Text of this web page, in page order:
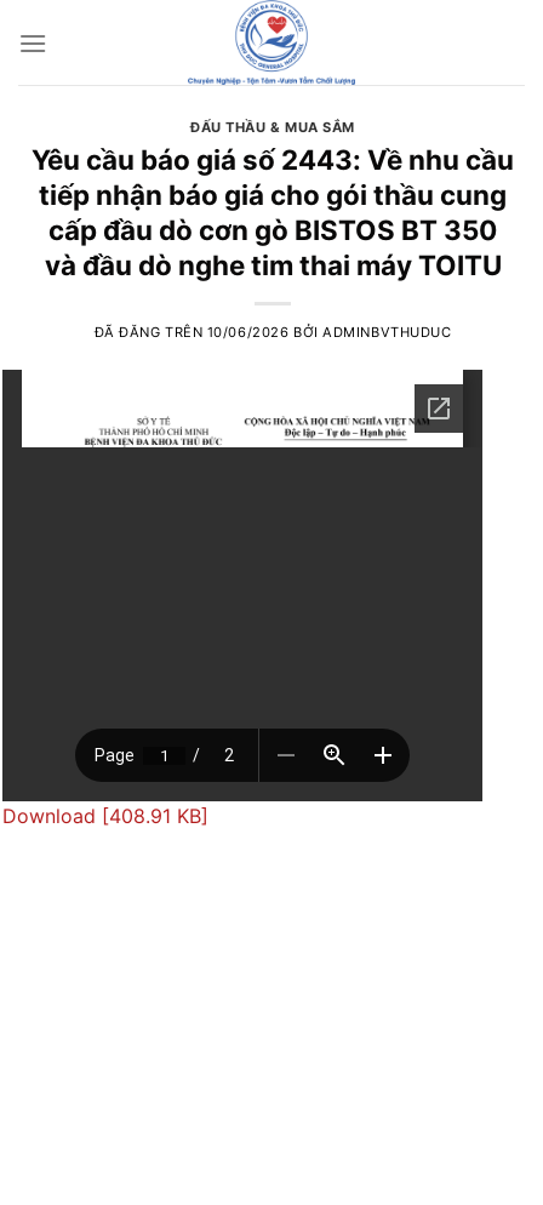
đến
ĐẤU THẦU & MUA SẮM
Yêu cầu báo giá số 2443: Về nhu cầu
tiếp nhận báo giá cho gói thầu cung
cấp đầu dò cơn gò BISTOS BT 350
và đầu dò nghe tim thai máy TOITU
ĐÃ ĐĂNG TRÊN 10/06/2026 BỞIADMINBVTHUDUC
Download [408.91 KB]